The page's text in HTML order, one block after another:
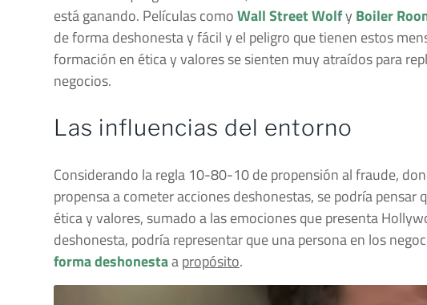
está ganando. Películas comoWall Street Wolfy Boiler
de forma deshonesta y fácil y el peligro que tienen estos
formación en ética y valores se sienten muy atraídos para
negocios.
Las influencias del entorno
Considerando la regla 10-80-10 de propensión al fraude,
propensa a cometer acciones deshonestas, se podría
ética y valores, sumado a las emociones que presenta
deshonesta, podría representar que una persona en los
forma deshonestaapropósito.